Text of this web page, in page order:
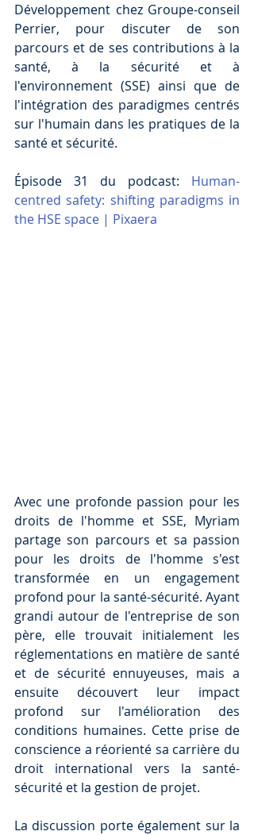
Développement chez Groupe-conseil
Perrier, pour discuter de son
parcours et de ses contributions à la
santé, à la sécurité et à
l'environnement (SSE) ainsi que de
l'intégration des paradigmes centrés
sur l'humain dans les pratiques de la
santé et sécurité.
Épisode 31 du podcast: Human-
centred safety: shifting paradigms in
the HSE space | Pixaera
Avec une profonde passion pour les
droits de l'homme et SSE, Myriam
partage son parcours et sa passion
pour les droits de l'homme s'est
transformée en un engagement
profond pour la santé-sécurité. Ayant
grandi autour de l'entreprise de son
père, elle trouvait initialement les
réglementations en matière de santé
et de sécurité ennuyeuses, mais a
ensuite découvert leur impact
profond sur l'amélioration des
conditions humaines. Cette prise de
conscience a réorienté sa carrière du
droit international vers la santé-
sécurité et la gestion de projet.
La discussion porte également sur la